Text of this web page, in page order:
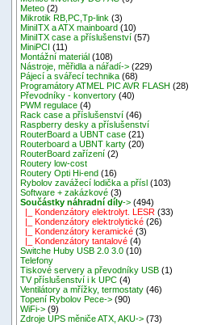
Meteo (2)
Mikrotik RB,PC,Tp-link (3)
MiniITX a ATX mainboard (10)
MiniITX case a příslušenství (57)
MiniPCI (11)
Montážní materiál (108)
Nástroje, měřidla a nářadí-> (229)
Pájecí a svářecí technika (68)
Programátory ATMEL PIC AVR FLASH (28)
Převodníky - konvertory (40)
PWM regulace (4)
Rack case a příslušenství (46)
Raspberry desky a příslušenství
RouterBoard a UBNT case (21)
Routerboard a UBNT karty (20)
RouterBoard zařízení (2)
Routery low-cost
Routery Opti Hi-end (16)
Rybolov zavážecí lodička a přísl (103)
Software + zakázkové (3)
Součástky náhradní díly-> (494)
|_ Kondenzátory elektrolyt. LESR (33)
|_ Kondenzátory elektrolytické (26)
|_ Kondenzátory keramické (3)
|_ Kondenzátory tantalové (4)
Switche Huby USB 2.0 3.0 (10)
Telefony
Tiskové servery a převodníky USB (1)
TV příslušenství i k UPC (4)
Ventilátory a mřížky, termostaty (46)
Topení Rybolov Pece-> (90)
WiFi-> (9)
Zdroje UPS měniče ATX, AKU-> (73)